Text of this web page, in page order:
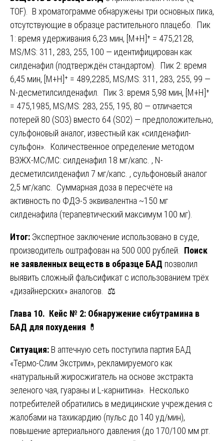
TOF). В хроматограмме обнаружены три основных пика,
отсутствующие в образце растительного плацебо. Пик
1: время удерживания 6,23 мин, [M+H]⁺ = 475,2128,
MS/MS: 311, 283, 255, 100 — идентифицирован как
силденафил (подтверждён стандартом). Пик 2: время
6,45 мин, [M+H]⁺ = 489,2285, MS/MS: 311, 283, 255, 99 —
N-десметилсилденафил. Пик 3: время 5,98 мин, [M+H]⁺
= 475,1985, MS/MS: 283, 255, 195, 80 — отличается
потерей 80 (SO3) вместо 64 (SO2) — предположительно,
сульфоновый аналог, известный как «силденафил-
сульфон». Количественное определение методом
ВЭЖХ-МС/МС: силденафил 18 мг/капс. , N-
десметилсилденафил 7 мг/капс. , сульфоновый аналог
2,5 мг/капс. Суммарная доза в пересчёте на
активность по ФДЭ-5 эквивалентна ~150 мг
силденафила (терапевтический максимум 100 мг).
Итог: Экспертное заключение использовано в суде,
производитель оштрафован на 500 000 рублей. Поиск
не заявленных веществ в образце БАД позволил
выявить сложный фальсификат с использованием трёх
«дизайнерских» аналогов. ⚖️
Глава 10. Кейс № 2: Обнаружение сибутрамина в
БАД для похудения 💊
Ситуация: В аптечную сеть поступила партия БАД
«Термо-Слим Экстрим», рекламируемого как
«натуральный жиросжигатель на основе экстракта
зеленого чая, гуараны и L-карнитина». Несколько
потребителей обратились в медицинские учреждения с
жалобами на тахикардию (пульс до 140 уд/мин),
повышение артериального давления (до 170/100 мм рт.